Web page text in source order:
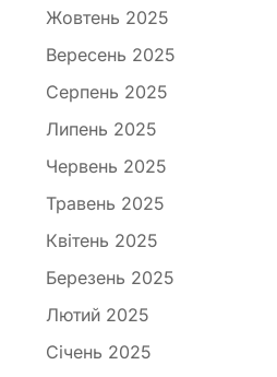
Жовтень 2025
Вересень 2025
Серпень 2025
Липень 2025
Червень 2025
Травень 2025
Квітень 2025
Березень 2025
Лютий 2025
Січень 2025